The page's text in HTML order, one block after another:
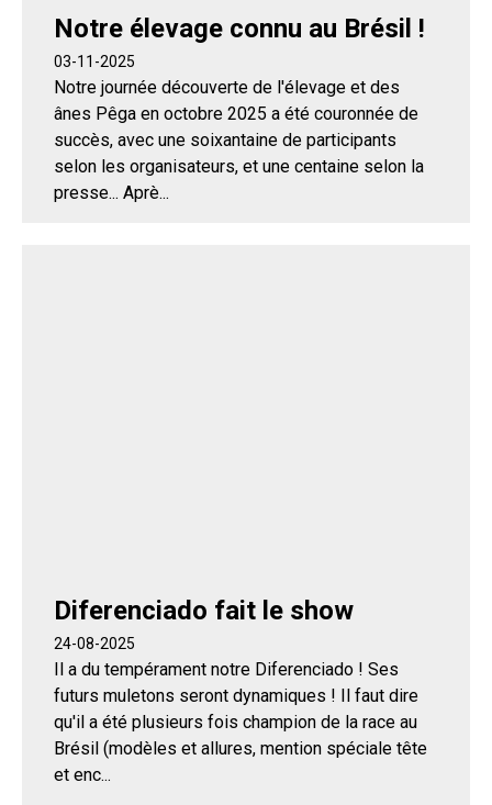
Notre élevage connu au Brésil !
03-11-2025
Notre journée découverte de l'élevage et des
ânes Pêga en octobre 2025 a été couronnée de
succès, avec une soixantaine de participants
selon les organisateurs, et une centaine selon la
presse... Aprè...
Diferenciado fait le show
24-08-2025
Il a du tempérament notre Diferenciado ! Ses
futurs muletons seront dynamiques ! Il faut dire
qu'il a été plusieurs fois champion de la race au
Brésil (modèles et allures, mention spéciale tête
et enc...